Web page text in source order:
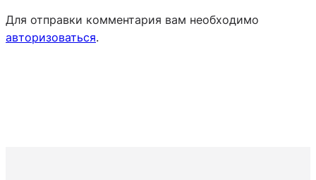
Для отправки комментария вам необходимо
авторизоваться.